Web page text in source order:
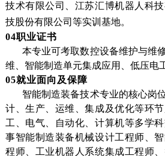
技术有限公司、江苏汇博机器人科
技股份有限公司等实训基地。
04职业证书
本专业可考取数控设备维护与维
维、智能制造单元集成应用、低压电
05就业面向及保障
智能制造装备技术专业的核心岗
计、生产、运维、集成及优化等环
工、电气、自动化、计算机等多学
事智能制造装备机械设计工程师、
程师、工业机器人系统集成工程师